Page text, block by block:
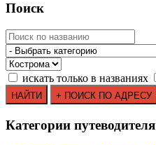
Поиск
искать только в названиях
Категории путеводителя